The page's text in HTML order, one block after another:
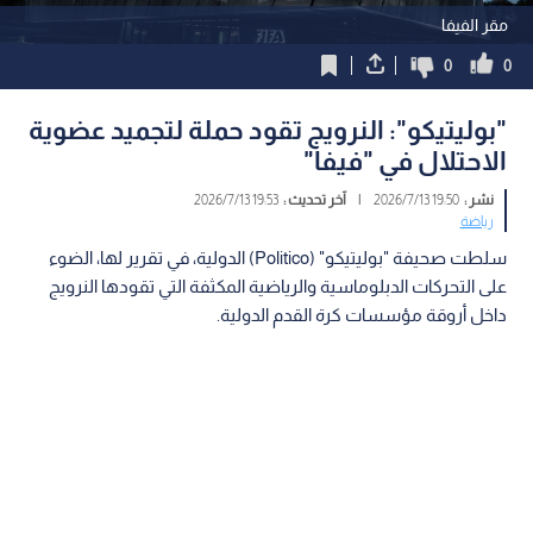
مقر الفيفا
0
0
"بوليتيكو": النرويج تقود حملة لتجميد عضوية
الاحتلال في "فيفا"
نشر :19:50 2026/7/13
| آخر تحديث :19:53 2026/7/13
رياضة
سلطت صحيفة "بوليتيكو" (Politico) الدولية، في تقرير لها، الضوء
على التحركات الدبلوماسية والرياضية المكثفة التي تقودها النرويج
داخل أروقة مؤسسات كرة القدم الدولية.